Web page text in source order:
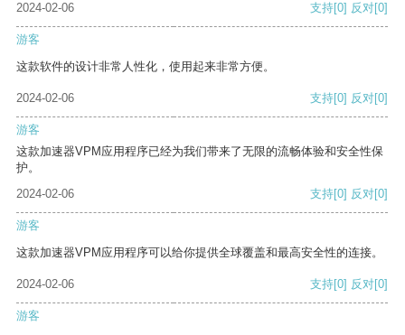
2024-02-06
支持[0] 反对[0]
游客
这款软件的设计非常人性化，使用起来非常方便。
2024-02-06 支持[0] 反对[0]
游客
这款加速器VPM应用程序已经为我们带来了无限的流畅体验和安全性保
护。
2024-02-06
支持[0] 反对[0]
游客
这款加速器VPM应用程序可以给你提供全球覆盖和最高安全性的连接。
2024-02-06 支持[0] 反对[0]
游客